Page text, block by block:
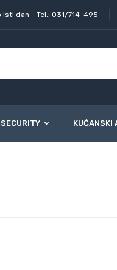
isti dan - Tel.: 031/714-495
SECURITY KUĆANSKI